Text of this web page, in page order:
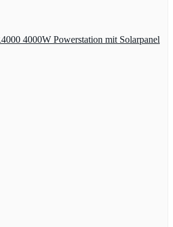
4000W Powerstation mit Solarpanel